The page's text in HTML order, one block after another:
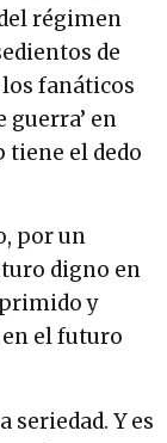
régimen
de
fanáticos
guerra’ en
tiene el dedo
por un
digno en
y
el futuro
seriedad. Y es